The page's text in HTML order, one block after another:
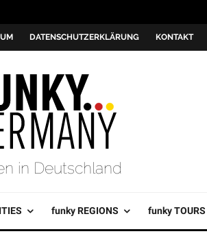
DATENSCHUTZERKLÄRUNG KONTAKT
in Deutschland
funky REGIONS funky TOURS